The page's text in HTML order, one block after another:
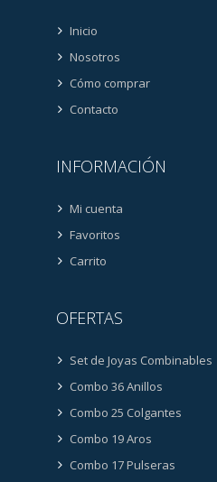
Inicio
Nosotros
Cómo comprar
Contacto
INFORMACIÓN
Mi cuenta
Favoritos
Carrito
OFERTAS
Set de Joyas Combinables
Combo 36 Anillos
Combo 25 Colgantes
Combo 19 Aros
Combo 17 Pulseras